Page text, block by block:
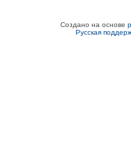
Создано на основе
Русская